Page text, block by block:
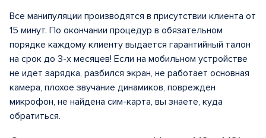
Все манипуляции производятся в присутствии клиента от
15 минут. По окончании процедур в обязательном
порядке каждому клиенту выдается гарантийный талон
на срок до 3-х месяцев! Если на мобильном устройстве
не идет зарядка, разбился экран, не работает основная
камера, плохое звучание динамиков, поврежден
микрофон, не найдена сим-карта, вы знаете, куда
обратиться.